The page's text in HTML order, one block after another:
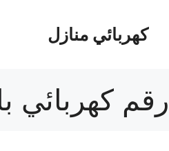
المحتوىكهربائي منازل
رقم كهربائي